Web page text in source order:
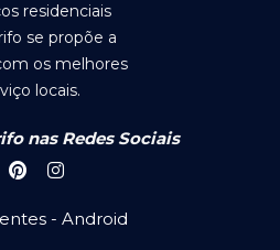
residenciais
se propõe a
os melhores
locais.
nas Redes Sociais
- Android